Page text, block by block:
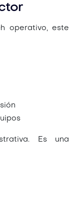
operativo, este
Es una